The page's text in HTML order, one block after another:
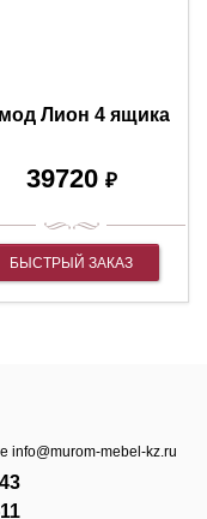
Лион 4 ящика
39720 ₽
БЫСТРЫЙ ЗАКАЗ
info@murom-mebel-kz.ru